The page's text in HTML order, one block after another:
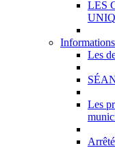
LES
Les
Les